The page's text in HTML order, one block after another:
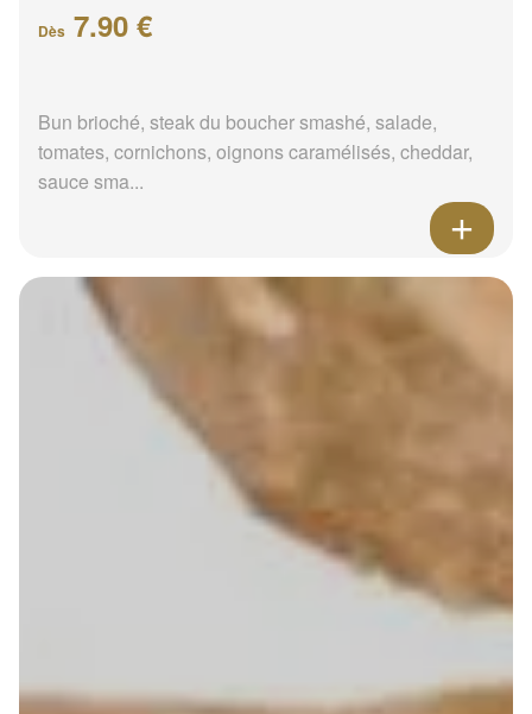
Dès 7.90 €
Bun brioché, steak du boucher smashé, salade,
tomates, cornichons, oignons caramélisés, cheddar,
sauce sma...